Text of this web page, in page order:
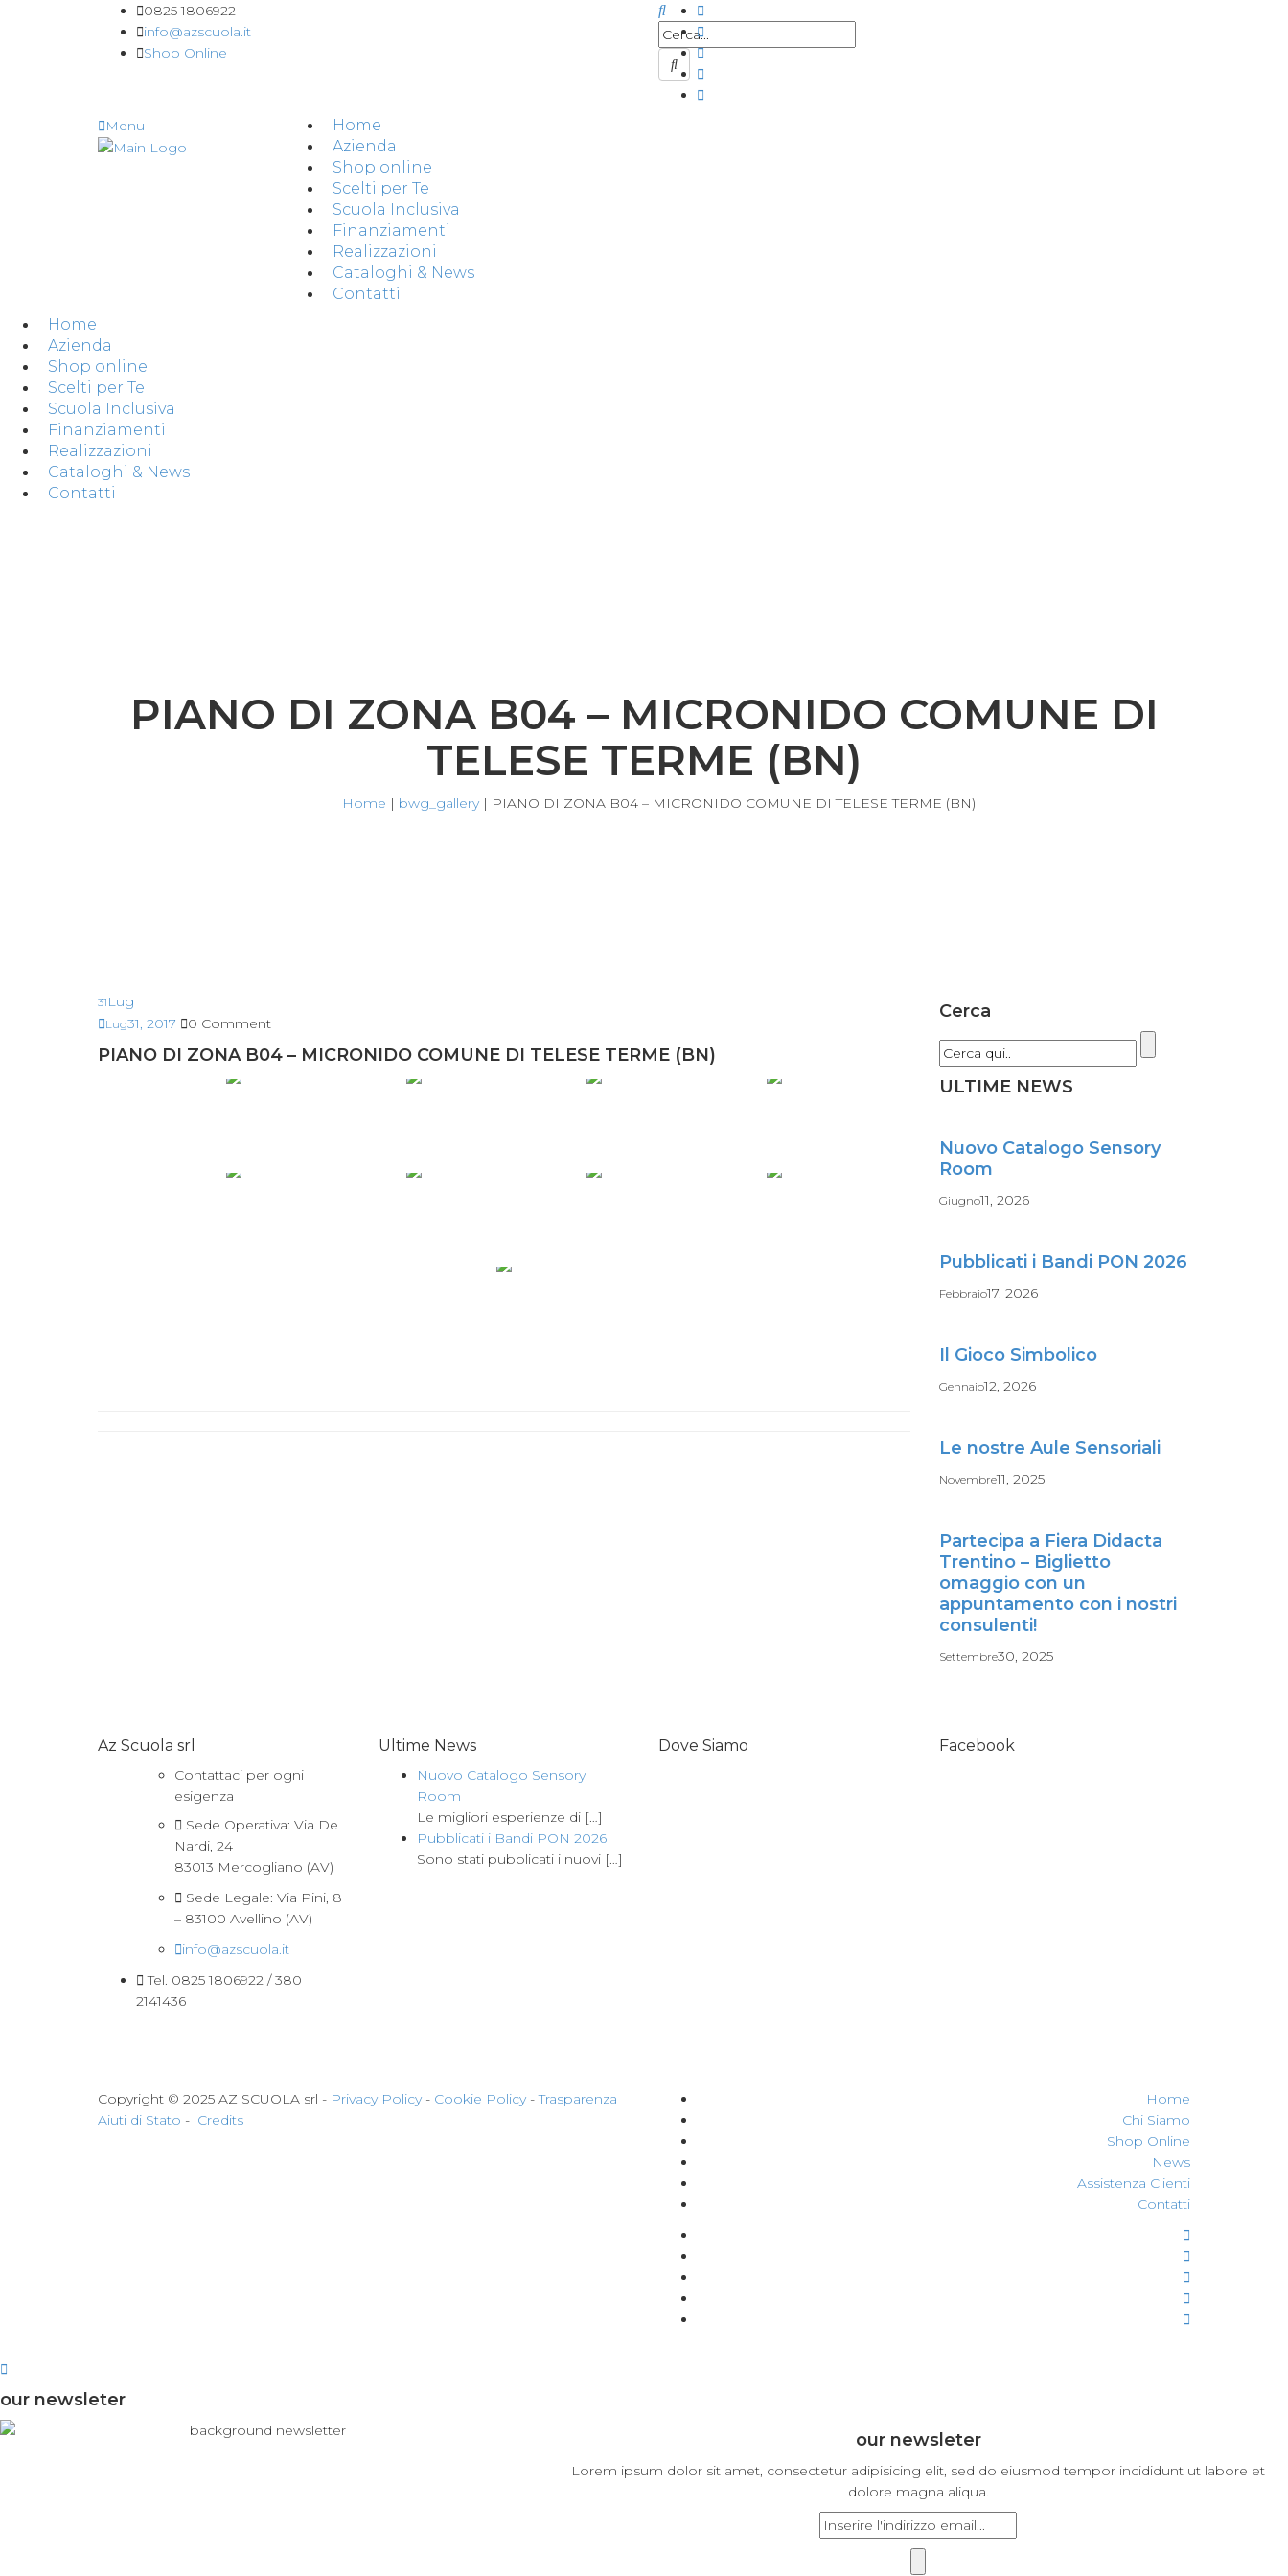
0825 1806922
info@azscuola.it
Shop Online
Menu
Home
Azienda
Shop online
Scelti per Te
Scuola Inclusiva
Finanziamenti
Realizzazioni
Cataloghi & News
Contatti
Home
Azienda
Shop online
Scelti per Te
Scuola Inclusiva
Finanziamenti
Realizzazioni
Cataloghi & News
Contatti
PIANO DI ZONA B04 – MICRONIDO COMUNE DI
TELESE TERME (BN)
Home | bwg_gallery| PIANO DI ZONA B04 – MICRONIDO COMUNE DI TELESE TERME (BN)
31 Lug
Lug31, 2017 0 Comment
PIANO DI ZONA B04 – MICRONIDO COMUNE DI TELESE TERME (BN)
Cerca
ULTIME NEWS
Nuovo Catalogo Sensory
Room
Giugno11, 2026
Pubblicati i Bandi PON 2026
Febbraio17, 2026
Il Gioco Simbolico
Gennaio12, 2026
Le nostre Aule Sensoriali
Novembre11, 2025
Partecipa a Fiera Didacta
Trentino – Biglietto
omaggio con un
appuntamento con i nostri
consulenti!
Settembre30, 2025
Az Scuola srl
Contattaci per ogni
esigenza
Sede Operativa: Via De
Nardi, 24
83013 Mercogliano (AV)
Sede Legale: Via Pini, 8
– 83100 Avellino (AV)
info@azscuola.it
Tel. 0825 1806922 / 380
2141436
Ultime News
Nuovo Catalogo Sensory
Room
Le migliori esperienze di […]
Pubblicati i Bandi PON 2026
Sono stati pubblicati i nuovi […]
Dove Siamo Facebook
Copyright © 2025 AZ SCUOLA srl - Privacy Policy- Cookie Policy-Trasparenza
Aiuti di Stato - Credits
Home
Chi Siamo
Shop Online
News
Assistenza Clienti
Contatti
our newsleter
our newsleter
Lorem ipsum dolor sit amet, consectetur adipisicing elit, sed do eiusmod tempor incididunt ut labore et
dolore magna aliqua.